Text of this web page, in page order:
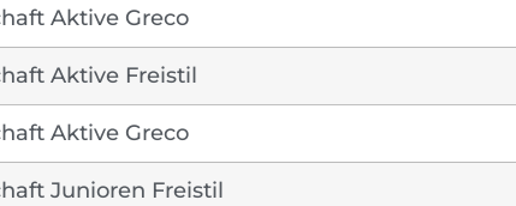
Aktive Greco
Aktive Freistil
Aktive Greco
Junioren Freistil